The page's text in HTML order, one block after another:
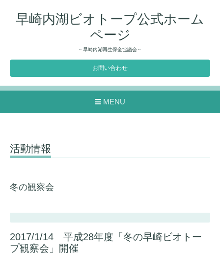
早崎内湖ビオトープ公式ホーム
ページ
～早崎内湖再生保全協議会～
お問い合わせ
MENU
活動情報
冬の観察会
2017/1/14 平成28年度「冬の早崎ビオトー
プ観察会」開催